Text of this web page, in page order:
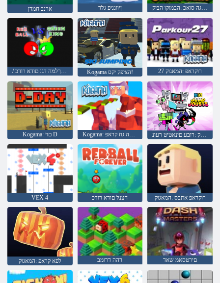
ארנב חמדן ןיווגניפ גלד לגנו'גה סואכ :הבמוקו הביק
/ קוריה ךלמה דגנ םודא רודכ Kogama הציפק יקס! 27 רוקראפ :המאגוק
Kogama: םוי D Kogama: דלומה גח קראפ תוציפק :רובע םינאטיט רעונ
VEX 4 חצנל םודא רודכ רוקראפ אתבס :המאגוק
לפא קראפ :המאגוק רהה דרומב םירטסאמ שאד